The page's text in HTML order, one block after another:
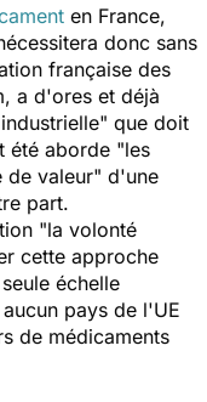
en France,
donc sans
française des
a d'ores et déjà
" que doit
été aborde "les
de valeur" d'une
part.
"la volonté
cette approche
échelle
pays de l'UE
de médicaments